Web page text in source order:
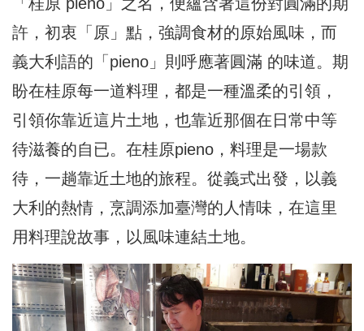
許，初衷「原」點，強調食材的原始風味，而
義大利語的「pieno」則呼應著圓滿 的味道。期
盼在桂原每一道料理，都是一種溫柔的引領，
引領你靠近這片土地，也靠近那個在日常中等
待滋養的自已。在桂原pieno，料理是一場款
待，一趟靠近土地的旅程。從義式出發，以義
大利的熱情，烹調添加臺灣的人情味，在這里
用料理說故事，以風味連結土地。